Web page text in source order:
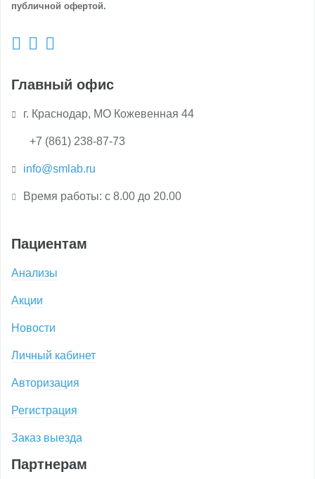
публичной офертой.
Пациентам
Анализы
Акции
Новости
Личный кабинет
Авторизация
Регистрация
Заказ выезда
Партнерам
Главный офис
г. Краснодар, МО Кожевенная 44
+7 (861) 238-87-73
info@smlab.ru
Время работы: с 8.00 до 20.00